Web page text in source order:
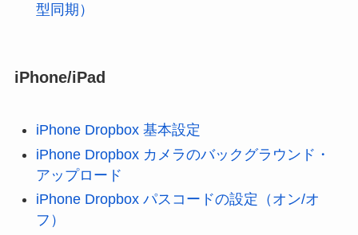
型同期）
iPhone/iPad
iPhone Dropbox 基本設定
iPhone Dropbox カメラのバックグラウンド・
アップロード
iPhone Dropbox パスコードの設定（オン/オ
フ）